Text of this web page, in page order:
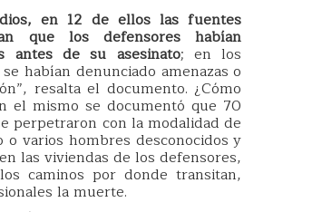
en 12 de ellos las fuentes
que los defensores habían
antes de su asesinato; en los
habían denunciado amenazas o
resalta el documento. ¿Cómo
el mismo se documentó que 70
perpetraron con la modalidad de
o varios hombres desconocidos y
las viviendas de los defensores,
caminos por donde transitan,
la muerte.